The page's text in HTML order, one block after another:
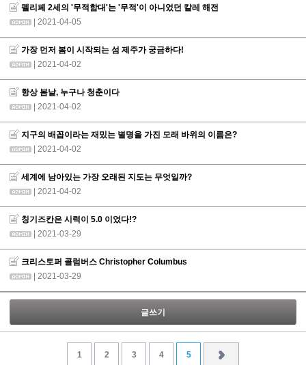
펠리페 2세의 '무적함대'는 '무적'이 아니었던 칼레 해전
| 2021-04-05
가장 먼저 봄이 시작되는 섬 제주가 궁금하다!
| 2021-04-02
항상 봄날, 누구나 청춘이다
| 2021-04-02
지구의 배꼽이라는 재밌는 별명을 가진 모래 바위의 이름은?
| 2021-04-02
세계에 남아있는 가장 오래된 지도는 무엇일까?
| 2021-04-02
칭기즈칸은 시력이 5.0 이었다!?
| 2021-03-29
크리스토퍼 콜럼버스 Christopher Columbus
| 2021-03-29
글쓰기
1 2 3 4 5